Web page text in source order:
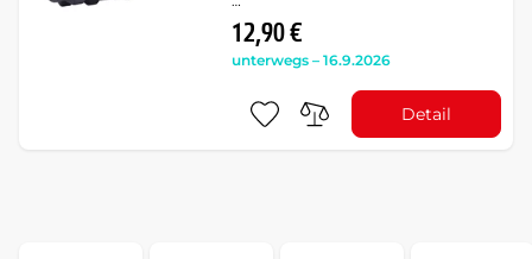
12,90 €
unterwegs – 16.9.2026
Detail